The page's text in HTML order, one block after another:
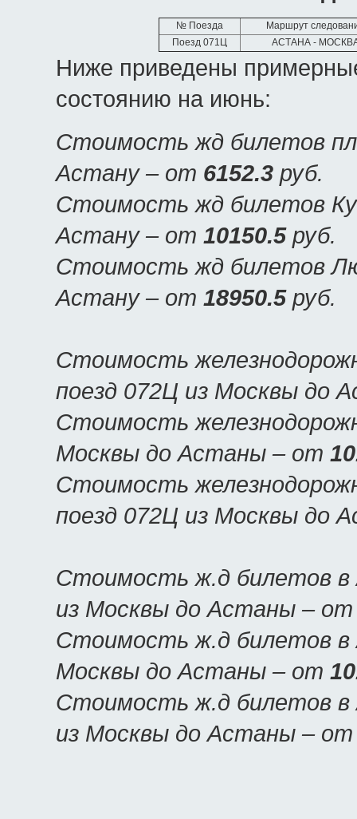
№ Поезда
Маршрут
Поезд 071Ц
АСТАНА -
Ниже приведены
состоянию на июнь:
Стоимость жд билетов
Астану – от 6152.3 руб.
Стоимость жд билетов
Астану – от 10150.5руб.
Стоимость жд билетов
Астану – от 18950.5руб.
Стоимость
поезд 072Ц из Москвы до
Стоимость
Москвы до Астаны – от
Стоимость
поезд 072Ц из Москвы до
Стоимость ж.д билетов в
из Москвы до Астаны –
Стоимость ж.д билетов в
Москвы до Астаны – от
Стоимость ж.д билетов в
из Москвы до Астаны –